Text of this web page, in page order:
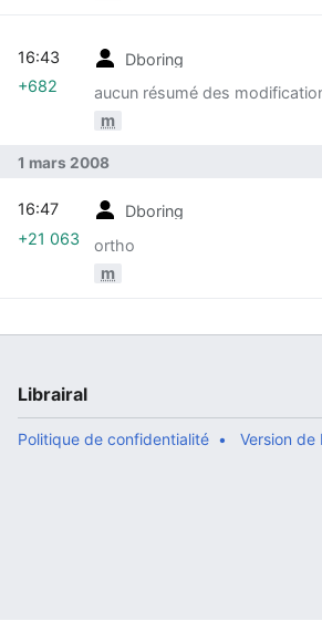
Dboring
aucun résumé des
m
16:43
+682
1 mars 2008
Dboring
ortho
m
16:47
+21 063
Librairal
Politique de confidentialité Version de